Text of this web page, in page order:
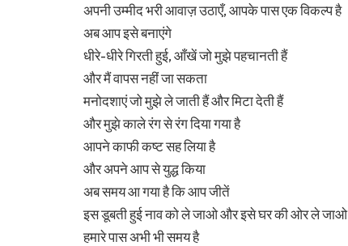
अपनी उम्मीद भरी आवाज़ उठाएँ, आपके पास एक विकल्प है
अब आप इसे बनाएंगे
धीरे-धीरे गिरती हुई, आँखें जो मुझे पहचानती हैं
और मैं वापस नहीं जा सकता
मनोदशाएं जो मुझे ले जाती हैं और मिटा देती हैं
और मुझे काले रंग से रंग दिया गया है
आपने काफी कष्ट सह लिया है
और अपने आप से युद्ध किया
अब समय आ गया है कि आप जीतें
इस डूबती हुई नाव को ले जाओ और इसे घर की ओर ले जाओ
हमारे पास अभी भी समय है